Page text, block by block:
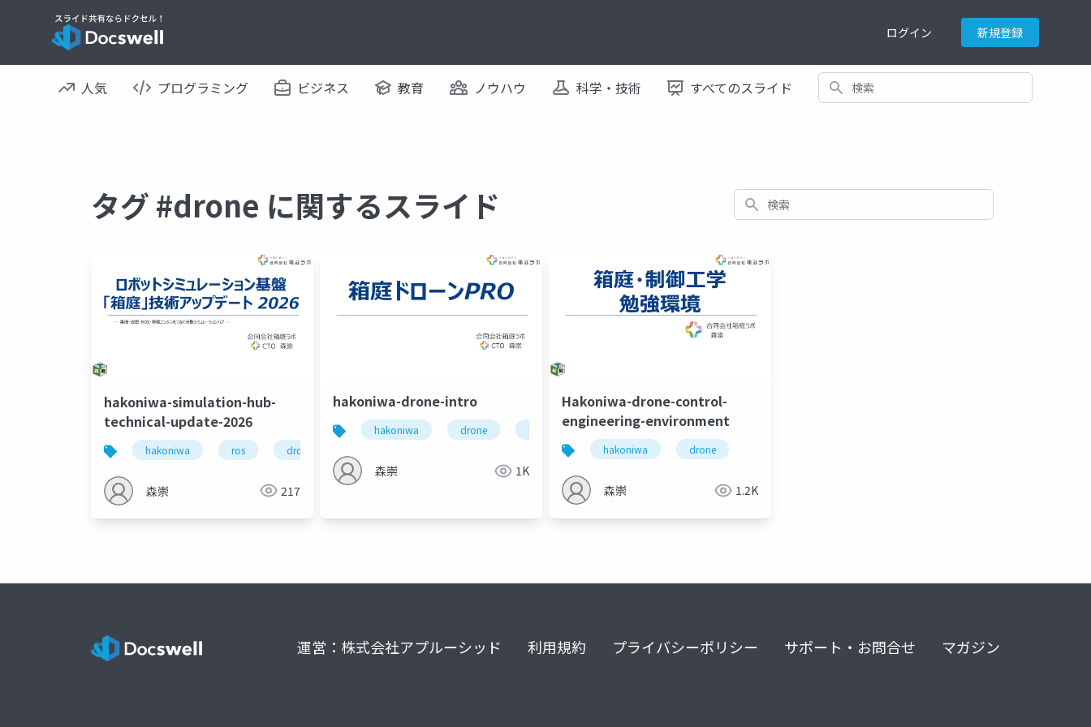
ログイン 新規登録
人気 プログラミング ビジネス 教育 ノウハウ 科学・技術 すべてのスライド 検索
タグ #drone に関するスライド 検索
hakoniwa-simulation-hub-
technical-update-2026
hakoniwa ros drone ロボットシミュレーション 分散システム
森崇 217
hakoniwa-drone-intro
hakoniwa drone hakoniwalab
森崇 1K
Hakoniwa-drone-control-
engineering-environment
hakoniwa drone
森崇 1.2K
運営：株式会社アプルーシッド 利用規約 プライバシーポリシー サポート・お問合せ マガジン